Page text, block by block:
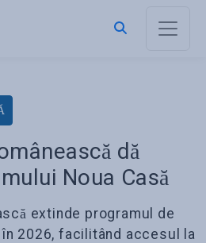
dă
Noua Casă
extinde programul de
2026, facilitând accesul la